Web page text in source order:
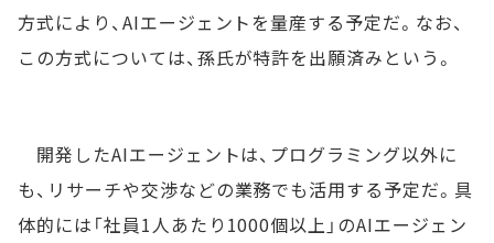
方式により、AIエージェントを量産する予定だ。なお、
この方式については、孫氏が特許を出願済みという。
開発したAIエージェントは、プログラミング以外に
も、リサーチや交渉などの業務でも活用する予定だ。具
体的には「社員1人あたり1000個以上」のAIエージェン